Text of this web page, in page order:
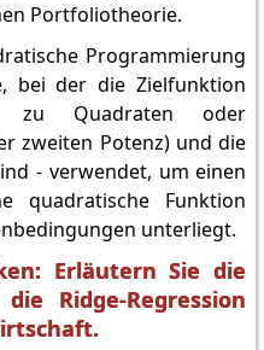
Portfoliotheorie.
Programmierung
bei der die Zielfunktion
zu Quadraten oder
zweiten Potenz) und die
- verwendet, um einen
quadratische Funktion
unterliegt.
Erläutern Sie die
Ridge-Regression